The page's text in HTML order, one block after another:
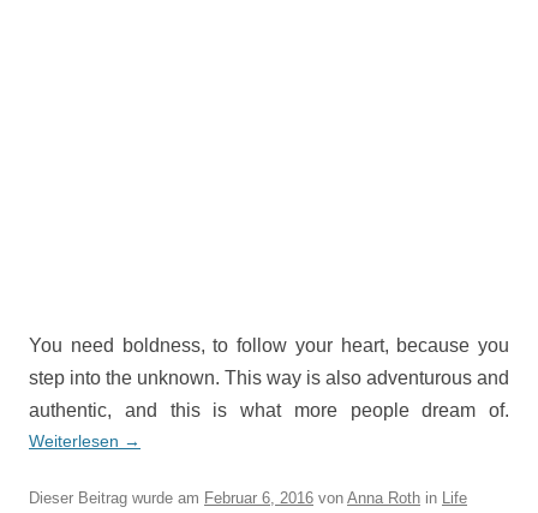
You need boldness, to follow your heart, because you
step into the unknown. This way is also adventurous and
authentic, and this is what more people dream of.
Weiterlesen →
Dieser Beitrag wurde am Februar 6, 2016 von Anna Roth in Life